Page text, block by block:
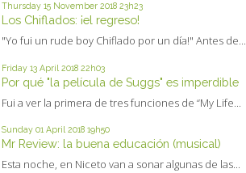
Thursday 15 November 2018 23h23
Los Chiflados: ¡el regreso!
"Yo fui un rude boy Chiflado por un día!" Antes de...
Friday 13 April 2018 22h03
Por qué "la película de Suggs" es imperdible
Fui a ver la primera de tres funciones de “My Life...
Sunday 01 April 2018 19h50
Mr Review: la buena educación (musical)
Esta noche, en Niceto van a sonar algunas de las...